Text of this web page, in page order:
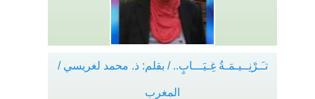
تـَـرْنِــيـمَـةُ غِـيَـــابٍ.. / بقلم: ذ. محمد لغريسي /
المغرب